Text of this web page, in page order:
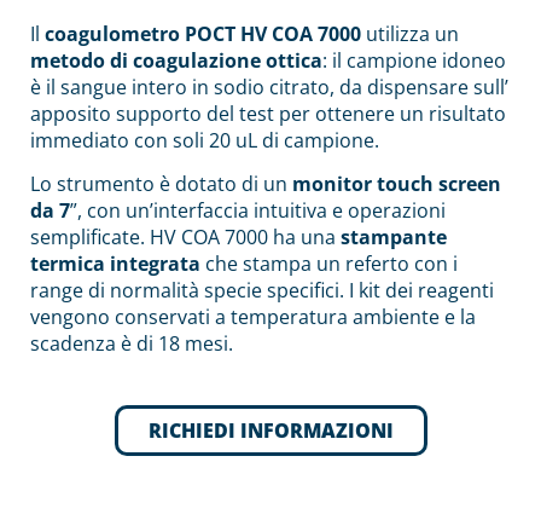
Il coagulometro POCT HV COA 7000 utilizza un
metodo di coagulazione ottica: il campione idoneo
è il sangue intero in sodio citrato, da dispensare sull’
apposito supporto del test per ottenere un risultato
immediato con soli 20 uL di campione.
Lo strumento è dotato di un monitor touch screen
da 7”, con un’interfaccia intuitiva e operazioni
semplificate. HV COA 7000 ha una stampante
termica integrata che stampa un referto con i
range di normalità specie specifici. I kit dei reagenti
vengono conservati a temperatura ambiente e la
scadenza è di 18 mesi.
RICHIEDI INFORMAZIONI